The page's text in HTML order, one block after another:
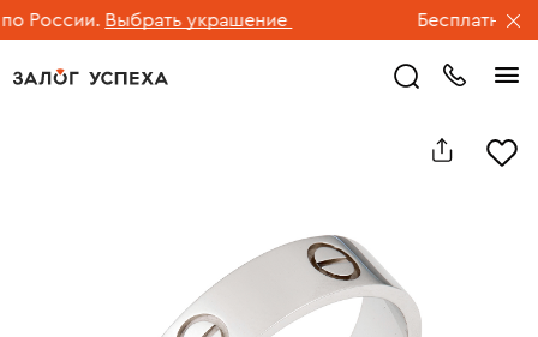
России. Выбрать украшение Бесплатная